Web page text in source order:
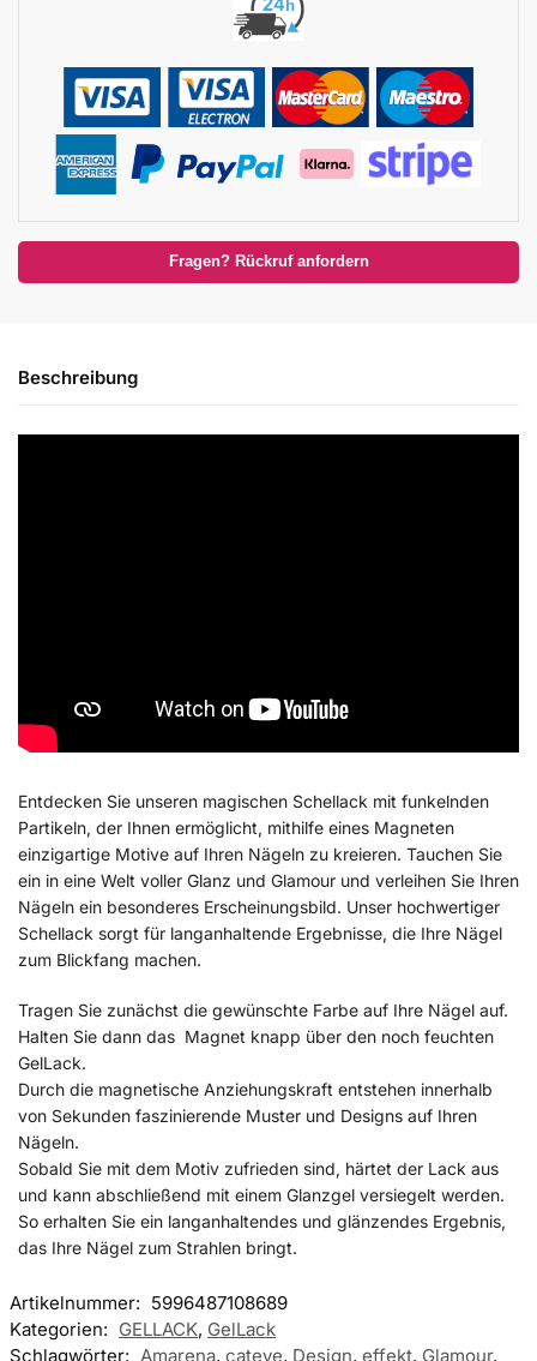
Fragen? Rückruf anfordern
Beschreibung
Entdecken Sie unseren magischen Schellack mit funkelnden
Partikeln, der Ihnen ermöglicht, mithilfe eines Magneten
einzigartige Motive auf Ihren Nägeln zu kreieren. Tauchen Sie
ein in eine Welt voller Glanz und Glamour und verleihen Sie Ihren
Nägeln ein besonderes Erscheinungsbild. Unser hochwertiger
Schellack sorgt für langanhaltende Ergebnisse, die Ihre Nägel
zum Blickfang machen.
Tragen Sie zunächst die gewünschte Farbe auf Ihre Nägel auf.
Halten Sie dann das Magnet knapp über den noch feuchten
GelLack.
Durch die magnetische Anziehungskraft entstehen innerhalb
von Sekunden faszinierende Muster und Designs auf Ihren
Nägeln.
Sobald Sie mit dem Motiv zufrieden sind, härtet der Lack aus
und kann abschließend mit einem Glanzgel versiegelt werden.
So erhalten Sie ein langanhaltendes und glänzendes Ergebnis,
das Ihre Nägel zum Strahlen bringt.
Artikelnummer: 5996487108689
Kategorien: GELLACK, GelLack
Schlagwörter: Amarena, cateye, Design, effekt, Glamour,